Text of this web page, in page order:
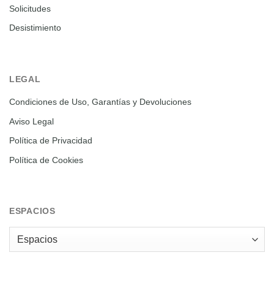
Solicitudes
Desistimiento
LEGAL
Condiciones de Uso, Garantías y Devoluciones
Aviso Legal
Política de Privacidad
Política de Cookies
ESPACIOS